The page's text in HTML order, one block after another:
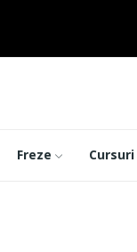
Freze Cursuri